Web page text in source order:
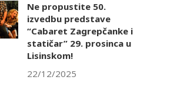
Ne propustite 50.
izvedbu predstave
“Cabaret Zagrepčanke i
statičar” 29. prosinca u
Lisinskom!
22/12/2025